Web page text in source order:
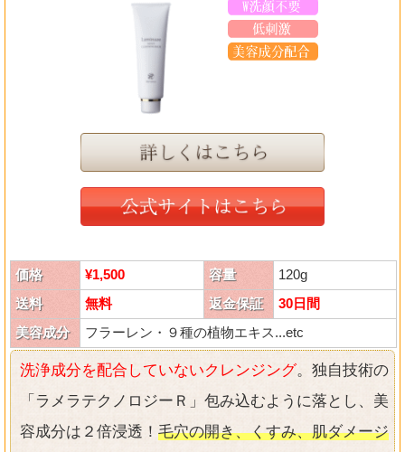
価格 ¥1,500 容量
120g
送料
無料 返金保証
30日間
美容成分
フラーレン・９種の植物エキス...etc
洗浄成分を配合していないクレンジング。独自技術の
「ラメラテクノロジーＲ」包み込むように落とし、美
容成分は２倍浸透！ 毛穴の開き、くすみ、肌ダメージ